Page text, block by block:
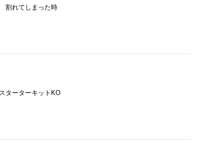
割れてしまった時
ターターキットKO